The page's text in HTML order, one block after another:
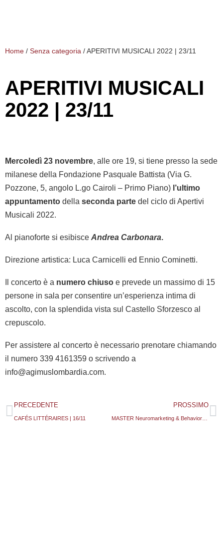
Home / Senza categoria / APERITIVI MUSICALI 2022 | 23/11
APERITIVI MUSICALI
2022 | 23/11
Mercoledì 23 novembre, alle ore 19, si tiene presso la sede
milanese della Fondazione Pasquale Battista (Via G.
Pozzone, 5, angolo L.go Cairoli – Primo Piano) l’ultimo
appuntamento della seconda parte del ciclo di Apertivi
Musicali 2022.
Al pianoforte si esibisce Andrea Carbonara.
Direzione artistica: Luca Carnicelli ed Ennio Cominetti.
Il concerto è a numero chiuso e prevede un massimo di 15
persone in sala per consentire un’esperienza intima di
ascolto, con la splendida vista sul Castello Sforzesco al
crepuscolo.
Per assistere al concerto è necessario prenotare chiamando
il numero 339 4161359 o scrivendo a
info@agimuslombardia.com.
PRECEDENTE
CAFÉS LITTÉRAIRES | 16/11
PROSSIMO
MASTER Neuromarketing & Behavior Design organizzato dal C.U.I. – Centro Universitario Internazionale